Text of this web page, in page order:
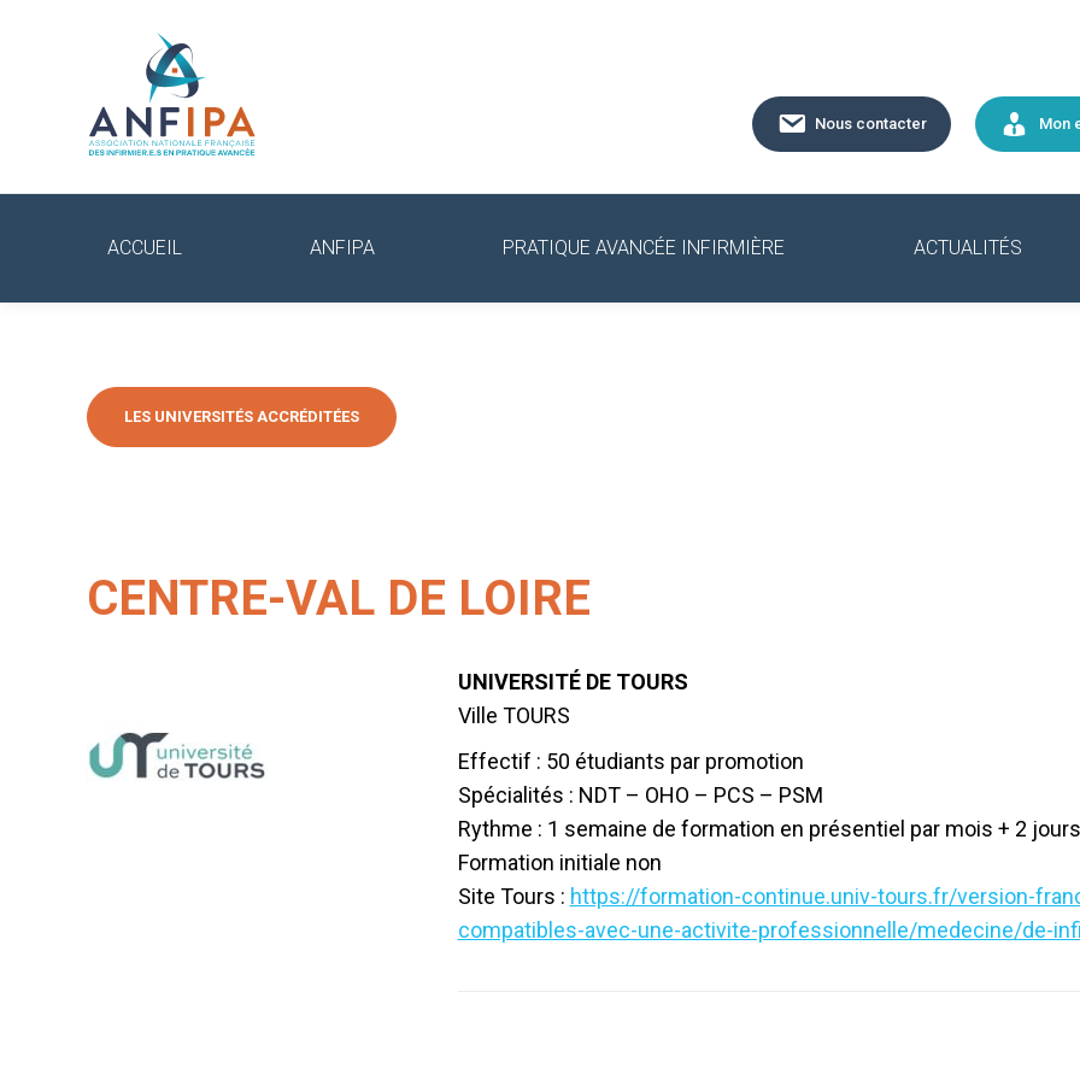
Nous contacter Mon
ACCUEIL ANFIPA PRATIQUE AVANCÉE INFIRMIÈRE ACTUALITÉS
LES UNIVERSITÉS ACCRÉDITÉES
CENTRE-VAL DE LOIRE
UNIVERSITÉ DE TOURS
Ville TOURS
Effectif : 50 étudiants par promotion
Spécialités : NDT – OHO – PCS – PSM
Rythme : 1 semaine de formation en présentiel par mois + 2
Formation initiale non
Site Tours : https://formation-continue.univ-tours.fr/version-
compatibles-avec-une-activite-professionnelle/medecine/de-